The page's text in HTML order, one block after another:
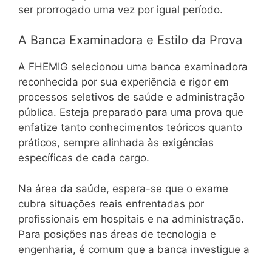
ser prorrogado uma vez por igual período.
A Banca Examinadora e Estilo da Prova
A FHEMIG selecionou uma banca examinadora
reconhecida por sua experiência e rigor em
processos seletivos de saúde e administração
pública. Esteja preparado para uma prova que
enfatize tanto conhecimentos teóricos quanto
práticos, sempre alinhada às exigências
específicas de cada cargo.
Na área da saúde, espera-se que o exame
cubra situações reais enfrentadas por
profissionais em hospitais e na administração.
Para posições nas áreas de tecnologia e
engenharia, é comum que a banca investigue a